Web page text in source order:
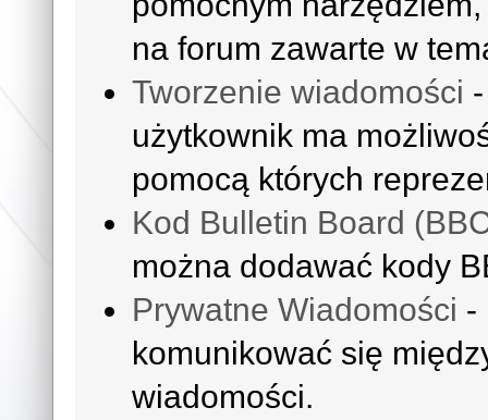
na forum zawarte w
Tworzenie wiadomości
użytkownik ma
pomocą których
Kod Bulletin Board
można dodawać kody
Prywatne Wiadomości -
komunikować się
wiadomości.